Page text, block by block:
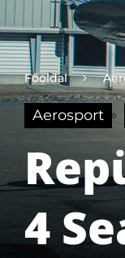
Főoldal
Aerosport
4